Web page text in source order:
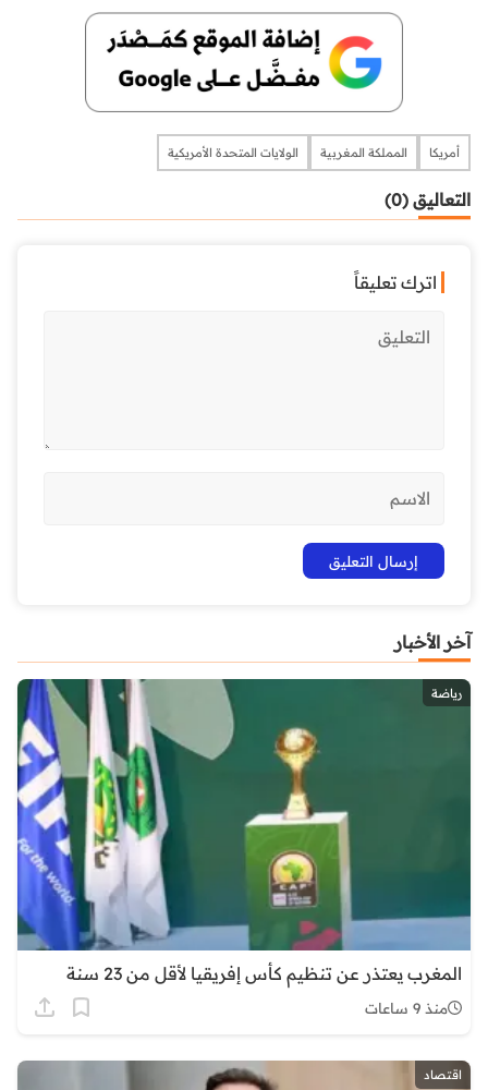
أمريكا المملكة المغربية الولايات المتحدة الأمريكية
التعاليق (0)
اترك تعليقاً
آخر الأخبار
رياضة
المغرب يعتذر عن تنظيم كأس إفريقيا لأقل من 23 سنة
منذ 9 ساعات
اقتصاد